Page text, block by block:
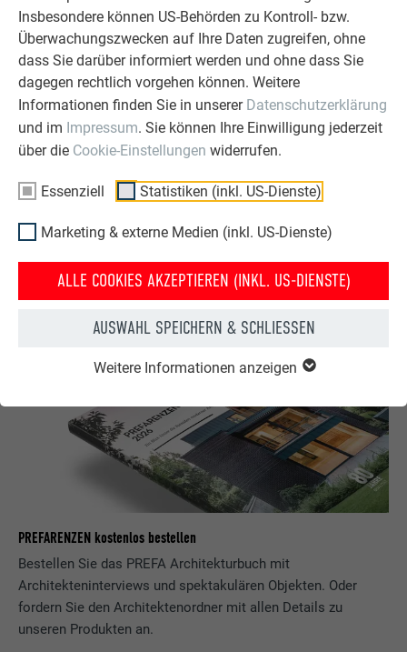
Insbesondere können US-Behörden zu Kontroll- bzw.
Überwachungszwecken auf Ihre Daten zugreifen, ohne
dass Sie darüber informiert werden und ohne dass Sie
dagegen rechtlich vorgehen können. Weitere
Informationen finden Sie in unserer Datenschutzerklärung
und im Impressum. Sie können Ihre Einwilligung jederzeit
über die Cookie-Einstellungen widerrufen.
Essenziell Statistiken (inkl. US-Dienste)
Marketing & externe Medien (inkl. US-Dienste)
ALLE COOKIES AKZEPTIEREN (INKL. US-DIENSTE)
AUSWAHL SPEICHERN & SCHLIESSEN
Weitere Informationen anzeigen
WEITERE INFOS:
Fotos:© Croce & Wir
PREFARENZEN kostenlos bestellen
Bestellen Sie das PREFA Architekturbuch mit
Architekteninterviews und spektakulären Objekten. Oder
fordern Sie den Architektenordner mit allen Details zu
unseren Produkten an.